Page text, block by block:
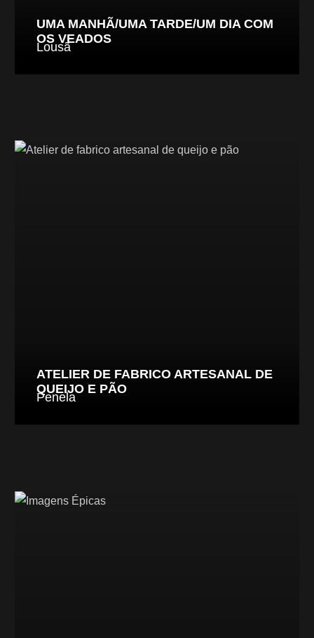
UMA MANHÃ/UMA TARDE/UM DIA COM
OS VEADOS
Lousã
ATELIER DE FABRICO ARTESANAL DE
QUEIJO E PÃO
Penela